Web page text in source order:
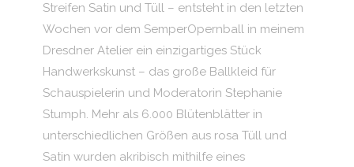
Streifen Satin und Tüll – entsteht in den letzten
Wochen vor dem SemperOpernball in meinem
Dresdner Atelier ein einzigartiges Stück
Handwerkskunst – das große Ballkleid für
Schauspielerin und Moderatorin Stephanie
Stumph. Mehr als 6.000 Blütenblätter in
unterschiedlichen Größen aus rosa Tüll und
Satin wurden akribisch mithilfe eines